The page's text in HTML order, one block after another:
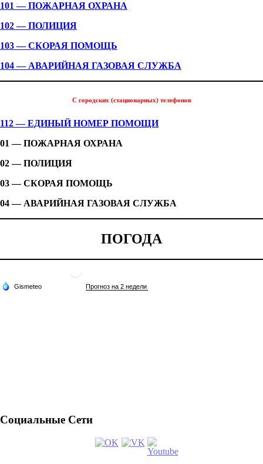
101 — ПОЖАРНАЯ ОХРАНА
102 — ПОЛИЦИЯ
103 — СКОРАЯ ПОМОЩЬ
104 — АВАРИЙНАЯ ГАЗОВАЯ СЛУЖБА
С городских (стационарных) телефонов
112 — ЕДИНЫЙ НОМЕР ПОМОЩИ
01 — ПОЖАРНАЯ ОХРАНА
02 — ПОЛИЦИЯ
03 — СКОРАЯ ПОМОЩЬ
04 — АВАРИЙНАЯ ГАЗОВАЯ СЛУЖБА
ПОГОДА
Социальные Сети